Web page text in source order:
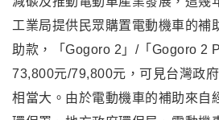
工業局提供民眾購置電動機車的補
助款 ，「Gogoro 2」/「Gogoro 2
73,800元/79,800元，可見台灣政
相當大。由於電動機車的補助來自